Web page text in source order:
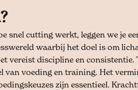
snel cutting werkt, leggen we je
waarbij het doel is om
vereist discipline en consistentie.
van voeding en training. Het
zijn essentieel.